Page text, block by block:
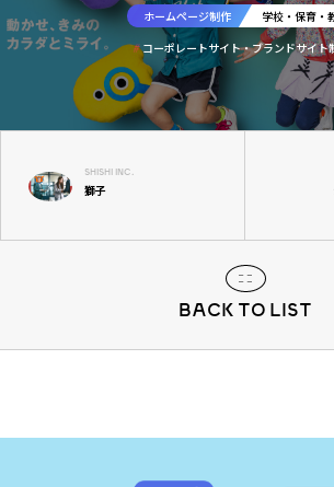
ホームページ制作
学校・保育・
コーポレートサイト・ブランドサイト
SHISHI INC.
獅子
BACK TO LIST